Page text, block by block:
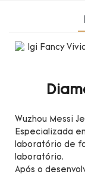
Wuzhou Messi
Especializada
laboratório de
laboratório.
Após o